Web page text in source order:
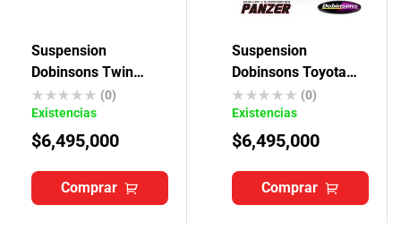
Suspension
Dobinsons Twin
Tube Toyota Prado
J90- J95
(0)
Existencias
$6,495,000
Comprar
Suspension
Dobinsons Toyota
4runner 5TA Gen-
2009-ON TWINTUBE
(0)
Existencias
$6,495,000
Comprar